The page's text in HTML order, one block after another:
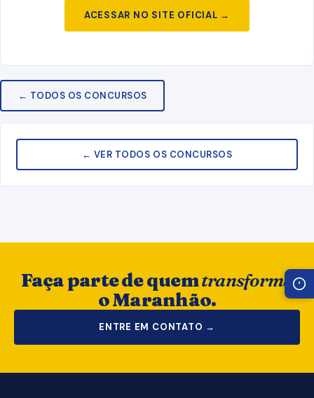
ACESSAR NO SITE OFICIAL →
← TODOS OS CONCURSOS
← VER TODOS OS CONCURSOS
Faça parte de quemtransforma
o Maranhão.
ENTRE EM CONTATO →